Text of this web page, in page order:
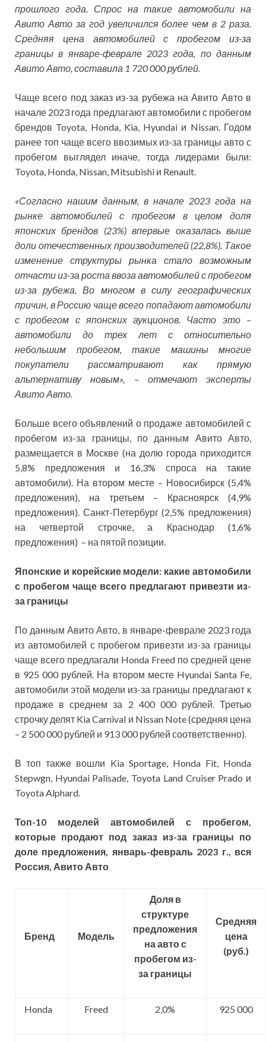
прошлого года. Спрос на такие автомобили на
Авито Авто за год увеличился более чем в 2 раза.
Средняя цена автомобилей с пробегом из-за
границы в январе-феврале 2023 года, по данным
Авито Авто, составила 1 720 000 рублей.
Чаще всего под заказ из-за рубежа на Авито Авто в
начале 2023 года предлагают автомобили с пробегом
брендов Toyota, Honda, Kia, Hyundai и Nissan. Годом
ранее топ чаще всего ввозимых из-за границы авто с
пробегом выглядел иначе, тогда лидерами были:
Toyota, Honda, Nissan, Mitsubishi и Renault.
«Согласно нашим данным, в начале 2023 года на
рынке автомобилей с пробегом в целом доля
японских брендов (23%) впервые оказалась выше
доли отечественных производителей (22,8%). Такое
изменение структуры рынка стало возможным
отчасти из-за роста ввоза автомобилей с пробегом
из-за рубежа. Во многом в силу географических
причин, в Россию чаще всего попадают автомобили
с пробегом с японских аукционов. Часто это –
автомобили до трех лет с относительно
небольшим пробегом, такие машины многие
покупатели рассматривают как прямую
альтернативу новым», – отмечают эксперты
Авито Авто.
Больше всего объявлений о продаже автомобилей с
пробегом из-за границы, по данным Авито Авто,
размещается в Москве (на долю города приходится
5,8% предложения и 16,3% спроса на такие
автомобили). На втором месте – Новосибирск (5,4%
предложения), на третьем – Красноярск (4,9%
предложения). Санкт-Петербург (2,5% предложения)
на четвертой строчке, а Краснодар (1,6%
предложения) – на пятой позиции.
Японские и корейские модели: какие автомобили
с пробегом чаще всего предлагают привезти из-
за границы
По данным Авито Авто, в январе-феврале 2023 года
из автомобилей с пробегом привезти из-за границы
чаще всего предлагали Honda Freed по средней цене
в 925 000 рублей. На втором месте Hyundai Santa Fe,
автомобили этой модели из-за границы предлагают к
продаже в среднем за 2 400 000 рублей. Третью
строчку делят Kia Carnival и Nissan Note (средняя цена
– 2 500 000 рублей и 913 000 рублей соответственно).
В топ также вошли Kia Sportage, Honda Fit, Honda
Stepwgn, Hyundai Palisade, Toyota Land Cruiser Prado и
Toyota Alphard.
Топ-10 моделей автомобилей с пробегом,
которые продают под заказ из-за границы по
доле предложения, январь-февраль 2023 г., вся
Россия, Авито Авто
Бренд Модель
Доля в
структуре
предложения
на авто с
пробегом из-
за границы
Средняя
цена
(руб.)
Honda Freed 2,0% 925 000